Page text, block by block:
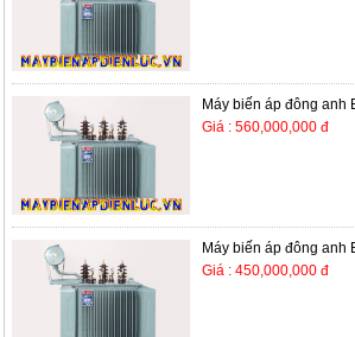
Máy biến áp đông anh
Giá : 560,000,000 đ
Máy biến áp đông anh
Giá : 450,000,000 đ